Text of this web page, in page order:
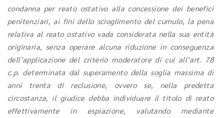
condanna per reato ostativo alla concessione dei benefici
penitenziari, ai fini dello scioglimento del cumulo, la pena
relativa al reato ostativo vada considerata nella sua entità
originaria, senza operare alcuna riduzione in conseguenza
dell’applicazione del criterio moderatore di cui all’art. 78
c.p. determinata dal superamento della soglia massima di
anni trenta di reclusione, ovvero se, nella predetta
circostanza, il giudice debba individuare il titolo di reato
effettivamente in espiazione, valutando mediante